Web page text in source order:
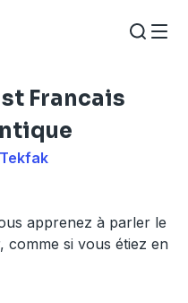
Francais
apprenez à parler le
comme si vous étiez en